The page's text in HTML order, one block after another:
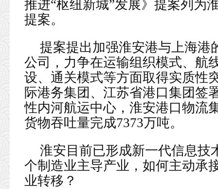
推进“枢纽新城”发展》提案列为
提案。
提案提出加强淮安港与上海港
公司，力争在运输组织模式、航
设、通关模式等方面取得实质性
际港务集团、江苏省港口集团签
性内河航运中心，淮安港口物流
货物吞吐量完成7373万吨。
淮安目前已形成新一代信息技
个制造业主导产业，如何主动承
业转移？